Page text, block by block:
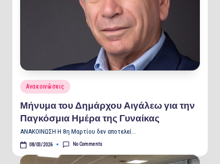
Posted
in
Ανακοινώσεις
Μήνυμα του Δημάρχου Αιγάλεω για την
Παγκόσμια Ημέρα της Γυναίκας
ΑΝΑΚΟΙΝΩΣΗ Η 8η Μαρτίου δεν αποτελεί…
08/03/2026 No Comments